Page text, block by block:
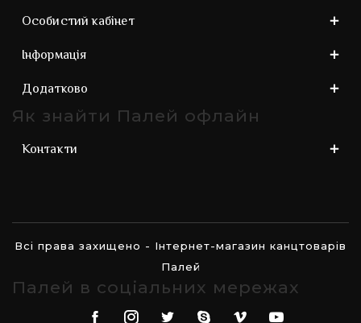
Особистий кабінет
Інформація
Додатково
Як знайти Палей офлайн
Контакти
Всі права захищено - Інтернет-магазин канцтоварів
Палей
Палей в соціальних мережах